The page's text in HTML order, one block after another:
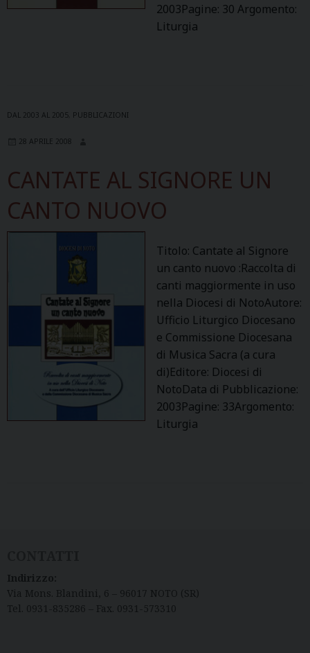
2003Pagine: 30 Argomento:
Liturgia
DAL 2003 AL 2005 PUBBLICAZIONI
28 APRILE 2008
CANTATE AL SIGNORE UN
CANTO NUOVO
Titolo: Cantate al Signore
un canto nuovo :Raccolta di
canti maggiormente in uso
nella Diocesi di NotoAutore:
Ufficio Liturgico Diocesano
e Commissione Diocesana
di Musica Sacra (a cura
di)Editore: Diocesi di
NotoData di Pubblicazione:
2003Pagine: 33Argomento:
Liturgia
t
N
a
Indirizzo:
Via Mons. Blandini, 6 – 96017 NOTO (SR)
Tel. 0931-835286 – Fax. 0931-573310